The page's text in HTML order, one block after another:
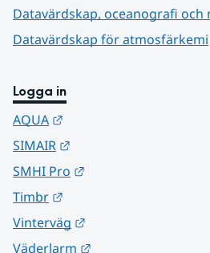
Datavärdskap, oceanografi och
Datavärdskap för atmosfärkemi
Logga in
AQUA
SIMAIR
SMHI Pro
Timbr
Vinterväg
Väderlarm